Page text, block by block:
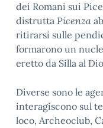
dei Romani sui
distrutta Picenza
ritirarsi sulle
formarono un
eretto da Silla al
Diverse sono le
interagiscono sul
loco, Archeoclub,